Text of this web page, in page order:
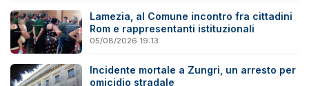
Lamezia, al Comune incontro fra cittadini
Rom e rappresentanti istituzionali
05/08/2026 19:13
Incidente mortale a Zungri, un arresto per
omicidio stradale